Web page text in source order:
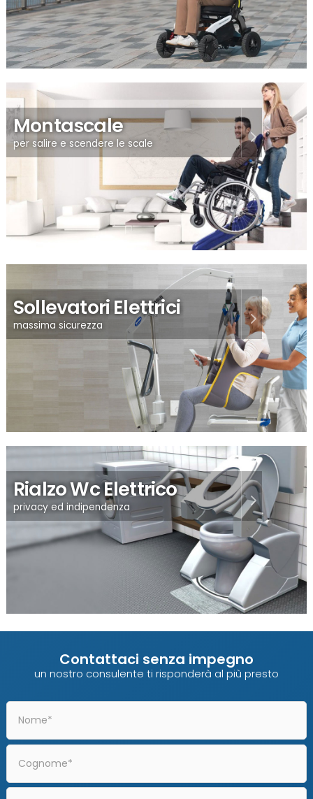
Montascale
per salire e scendere le scale
Sollevatori Elettrici
massima sicurezza
Rialzo Wc Elettrico
privacy ed indipendenza
Contattaci senza impegno
un nostro consulente ti risponderà al più presto